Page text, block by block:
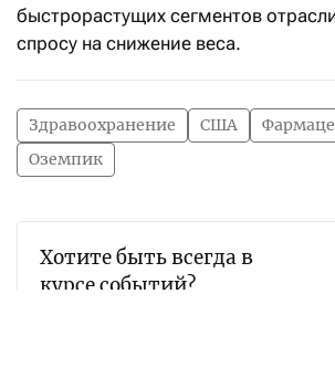
быстрорастущих сегментов
спросу на снижение веса.
Здравоохранение США
Оземпик
Хотите быть всегда в
курсе событий?